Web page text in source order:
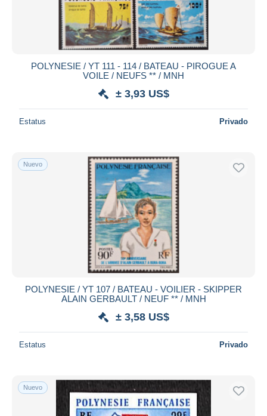
POLYNESIE / YT 111 - 114 / BATEAU - PIROGUE A
VOILE / NEUFS ** / MNH
± 3,93 US$
Estatus Privado
Nuevo
POLYNESIE / YT 107 / BATEAU - VOILIER - SKIPPER
ALAIN GERBAULT / NEUF ** / MNH
± 3,58 US$
Estatus Privado
Nuevo